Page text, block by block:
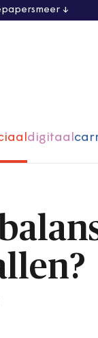
meer
digitaal